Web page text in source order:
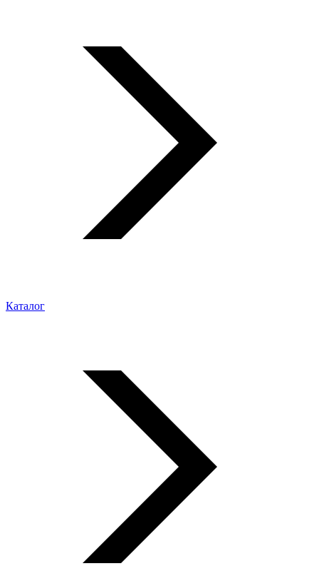
Каталог